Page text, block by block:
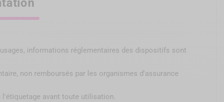
informations réglementaires des dispositifs sont
non remboursés par les organismes d'assurance
avant toute utilisation.